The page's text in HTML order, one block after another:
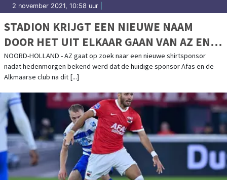
2 november 2021, 10:58 uur
STADION KRIJGT EEN NIEUWE NAAM
DOOR HET UIT ELKAAR GAAN VAN AZ EN
HOOFDSPONSOR AFAS
NOORD-HOLLAND - AZ gaat op zoek naar een nieuwe shirtsponsor
nadat hedenmorgen bekend werd dat de huidige sponsor Afas en de
Alkmaarse club na dit [...]